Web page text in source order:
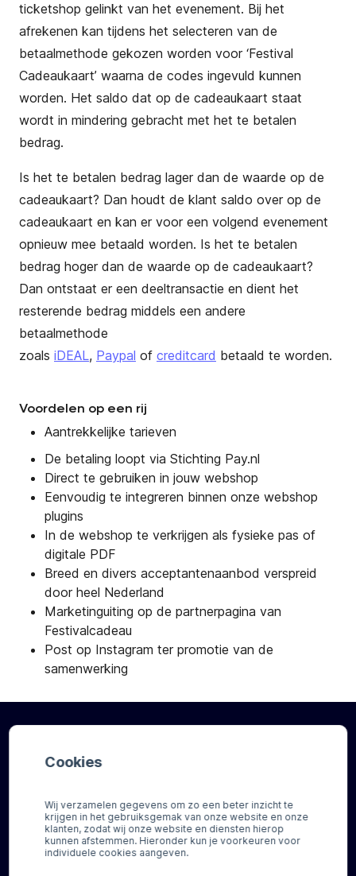
Cookies
Wij verzamelen gegevens om zo een beter inzicht te
krijgen in het gebruiksgemak van onze website en onze
klanten, zodat wij onze website en diensten hierop
kunnen afstemmen. Hieronder kun je voorkeuren voor
individuele cookies aangeven.
ticketshop gelinkt van het evenement. Bij het
afrekenen kan tijdens het selecteren van de
betaalmethode gekozen worden voor ‘Festival
Cadeaukaart’ waarna de codes ingevuld kunnen
worden. Het saldo dat op de cadeaukaart staat
wordt in mindering gebracht met het te betalen
bedrag.
Is het te betalen bedrag lager dan de waarde op de
cadeaukaart? Dan houdt de klant saldo over op de
cadeaukaart en kan er voor een volgend evenement
opnieuw mee betaald worden. Is het te betalen
bedrag hoger dan de waarde op de cadeaukaart?
Dan ontstaat er een deeltransactie en dient het
resterende bedrag middels een andere
betaalmethode
zoals iDEAL, Paypal of creditcard betaald te worden.
Voordelen op een rij
Aantrekkelijke tarieven
De betaling loopt via Stichting Pay.nl
Direct te gebruiken in jouw webshop
Eenvoudig te integreren binnen onze webshop
plugins
In de webshop te verkrijgen als fysieke pas of
digitale PDF
Breed en divers acceptantenaanbod verspreid
door heel Nederland
Marketinguiting op de partnerpagina van
Festivalcadeau
Post op Instagram ter promotie van de
samenwerking
Registreer en ontvang al binnen 15
Registreren